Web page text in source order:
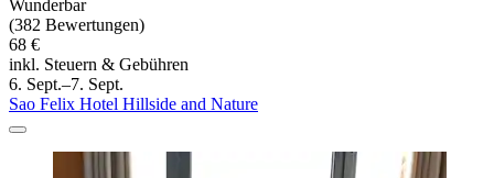
Wunderbar
(382 Bewertungen)
68 €
inkl. Steuern & Gebühren
6. Sept.–7. Sept.
Sao Felix Hotel Hillside and Nature